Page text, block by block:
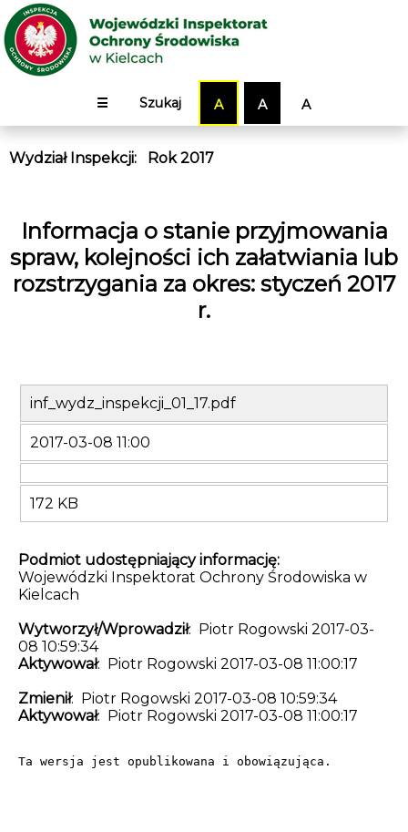
☰ Szukaj A A A
Wydział Inspekcji: Rok 2017
Informacja o stanie przyjmowania
spraw, kolejności ich załatwiania lub
rozstrzygania za okres: styczeń 2017
r.
inf_wydz_inspekcji_01_17.pdf
2017-03-08 11:00
172 KB
Podmiot udostępniający informację:
Wojewódzki Inspektorat Ochrony Środowiska w
Kielcach
Wytworzył/Wprowadził: Piotr Rogowski 2017-03-
08 10:59:34
Aktywował: Piotr Rogowski 2017-03-08 11:00:17
Zmienił: Piotr Rogowski 2017-03-08 10:59:34
Aktywował: Piotr Rogowski 2017-03-08 11:00:17
Ta wersja jest opublikowana i obowiązująca.